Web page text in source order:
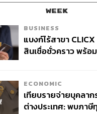
WEEK
BUSINESS
แบงก์ไร้สาขา
สินเชื่อชั่วคราว พร้
ECONOMIC
เทียบรายจ่ายบุคลาก
ต่างประเทศ: พบภา